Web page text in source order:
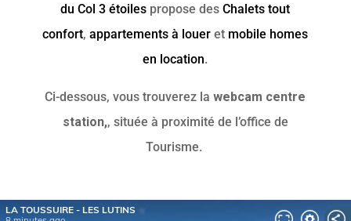
du Col 3 étoiles propose desChalets tout
confort,appartements à louer et mobile homes
en location.
Ci-dessous, vous trouverez lawebcam centre
station,, située à proximité de l’office de
Tourisme.